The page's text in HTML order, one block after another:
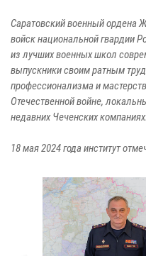
Саратовский военный ордена
войск национальной гвардии
из лучших военных школ
выпускники своим ратным
профессионализма и
Отечественной войне,
недавних Чеченских компаниях.
18 мая 2024 года институт